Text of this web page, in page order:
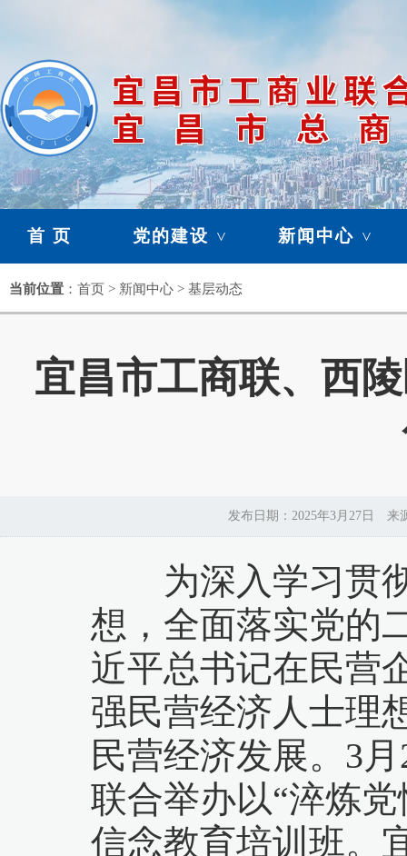
首 页 党的建设 > 新闻中心 >
暂存栏目>
当前位置 ：首页 > 新闻中心 > 基层动态
宜昌市工商联、西
发布日期：2025年3月27日
为深入学习贯彻
想，全面落实党的
近平总书记在民营
强民营经济人士理
民营经济发展。3
联合举办以“淬炼
信念教育培训班。